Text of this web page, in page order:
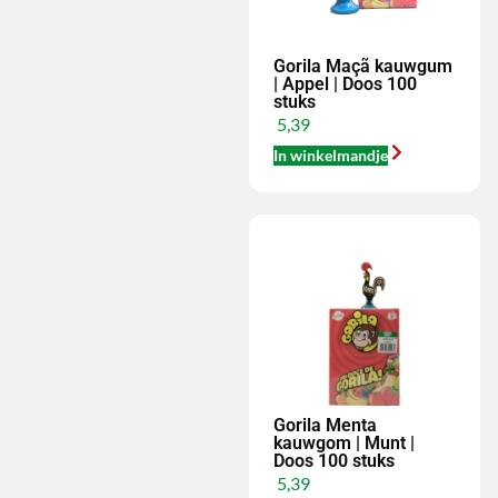
Gorila Maçã kauwgum
| Appel | Doos 100
stuks
5,39
In winkelmandje
Gorila Menta
kauwgom | Munt |
Doos 100 stuks
5,39